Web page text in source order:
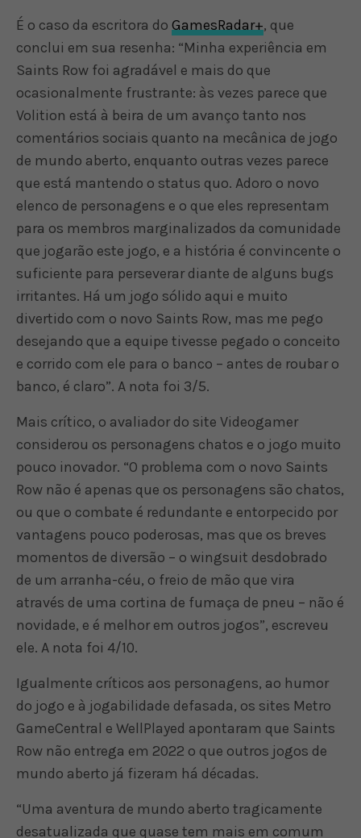
É o caso da escritora doGamesRadar+, que
conclui em sua resenha: “Minha experiência em
Saints Row foi agradável e mais do que
ocasionalmente frustrante: às vezes parece que
Volition está à beira de um avanço tanto nos
comentários sociais quanto na mecânica de jogo
de mundo aberto, enquanto outras vezes parece
que está mantendo o status quo. Adoro o novo
elenco de personagens e o que eles representam
para os membros marginalizados da comunidade
que jogarão este jogo, e a história é convincente o
suficiente para perseverar diante de alguns bugs
irritantes. Há um jogo sólido aqui e muito
divertido com o novo Saints Row, mas me pego
desejando que a equipe tivesse pegado o conceito
e corrido com ele para o banco – antes de roubar o
banco, é claro”. A nota foi 3/5.
Mais crítico, o avaliador do site Videogamer
considerou os personagens chatos e o jogo muito
pouco inovador. “O problema com o novo Saints
Row não é apenas que os personagens são chatos,
ou que o combate é redundante e entorpecido por
vantagens pouco poderosas, mas que os breves
momentos de diversão – o wingsuit desdobrado
de um arranha-céu, o freio de mão que vira
através de uma cortina de fumaça de pneu – não é
novidade, e é melhor em outros jogos”, escreveu
ele. A nota foi 4/10.
Igualmente críticos aos personagens, ao humor
do jogo e à jogabilidade defasada, os sites Metro
GameCentral e WellPlayed apontaram que Saints
Row não entrega em 2022 o que outros jogos de
mundo aberto já fizeram há décadas.
“Uma aventura de mundo aberto tragicamente
desatualizada que quase tem mais em comum